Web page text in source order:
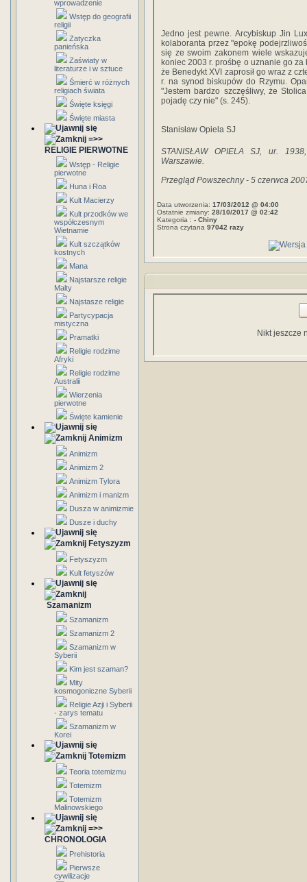
wprowadzenie
Wstęp do geografii
religii
Zatyczka
panieńska
Zaświaty w
literaturze i w sztuce
Śmierć w różnych
religiach świata
Święte księgi
Święte miasta
=>>
RELIGIE PIERWOTNE
Wstęp - Religie
pierwotne
Huna i Roa
Kult Macierzy
Kult przodków we
współczesnym
Wietnamie
Kult szczątków
kostnych
Mana
Najstarsze religie
Malty
Najstasze religie
Partycypacja
mistyczna
Pramatki
Religie rodzime
Afryki
Religie rodzime
Australii
Wierzenia
pierwotne
Święte kamienie
Animizm
Animizm
Animizm 2
Animizm Tylora
Animizm i manizm
Dusza w animizmie
Dusze i duchy
Fetyszyzm
Fetyszyzm
Kult fetyszów
Szamanizm
Szamanizm
Szamanizm 2
Szamanizm w
Syberii
Kim jest szaman?
Mity
kosmogoniczne Syberii
Religie Azji i Syberii
- zarys tematu
Szamanizm w
Korei
Totemizm
Teoria totemizmu
Totemizm
Totemizm
Malinowskiego
=>>
CHRONOLOGIA
Prehistoria
Pierwsze
cywilizacje
Jedno jest pewne. Arcybiskup Jin
kolaboranta przez "epokę
się ze swoim zakonem wiele
koniec 2003 r. prośbę o uznanie go
że Benedykt XVI zaprosił go wraz z
r. na synod biskupów do Rzymu.
"Jestem bardzo szczęśliwy, że
pojadę czy nie" (s. 245).
Stanisław Opiela SJ
STANISŁAW OPIELA SJ, ur.
Warszawie.
Przegląd Powszechny - 5 czerwca
Data utworzenia: 17/03/2012 @ 04:00
Ostatnie zmiany: 28/10/2017 @ 02:42
Kategoria : - Chiny
Strona czytana 97042 razy
Nikt jeszcze